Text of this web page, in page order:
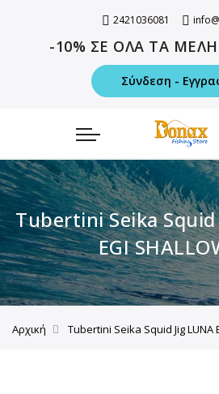
2421036081
-10% ΣΕ ΟΛΑ ΤΑ ΜΕΛΗ
Σύνδεση -
Tubertini Seika Squid
EGI
Αρχική Tubertini Seika Squid Jig LUNA